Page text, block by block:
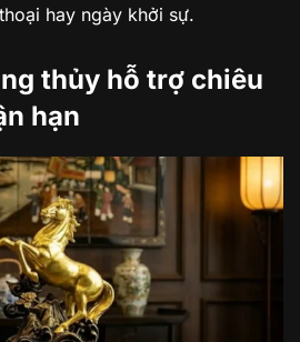
hay ngày khởi sự.
thủy hỗ trợ chiêu
hạn